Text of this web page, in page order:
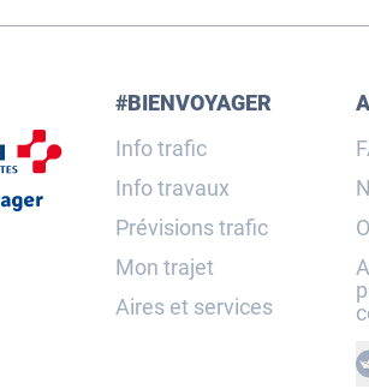
#BIENVOYAGER
Info trafic
Info travaux
Prévisions trafic
Mon trajet
Aires et services